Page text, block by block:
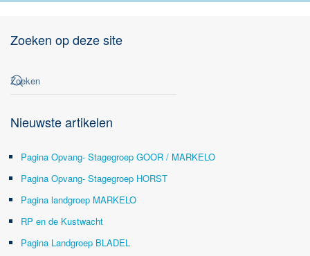
Zoeken op deze site
Nieuwste artikelen
Pagina Opvang- Stagegroep GOOR / MARKELO
Pagina Opvang- Stagegroep HORST
Pagina landgroep MARKELO
RP en de Kustwacht
Pagina Landgroep BLADEL